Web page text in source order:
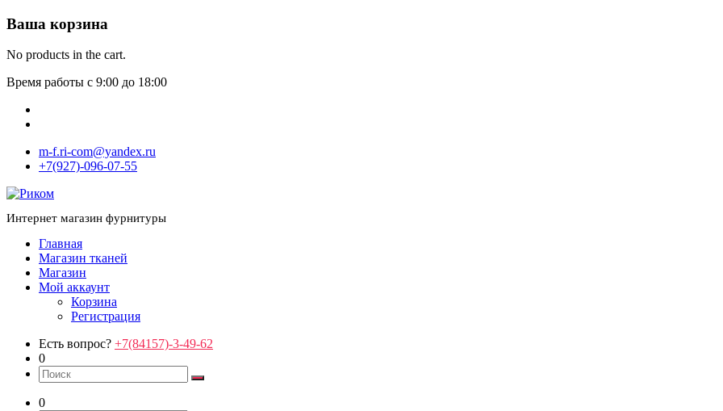
Ваша корзина
No products in the cart.
Время работы с 9:00 до 18:00
m-f.ri-com@yandex.ru
+7(927)-096-07-55
Интернет магазин фурнитуры
Главная
Магазин тканей
Магазин
Мой аккаунт
Корзина
Регистрация
Есть вопрос? +7(84157)-3-49-62
0
0